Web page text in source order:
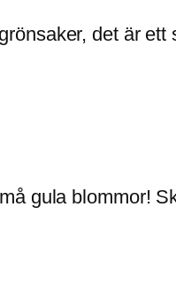
det är ett
gula blommor!